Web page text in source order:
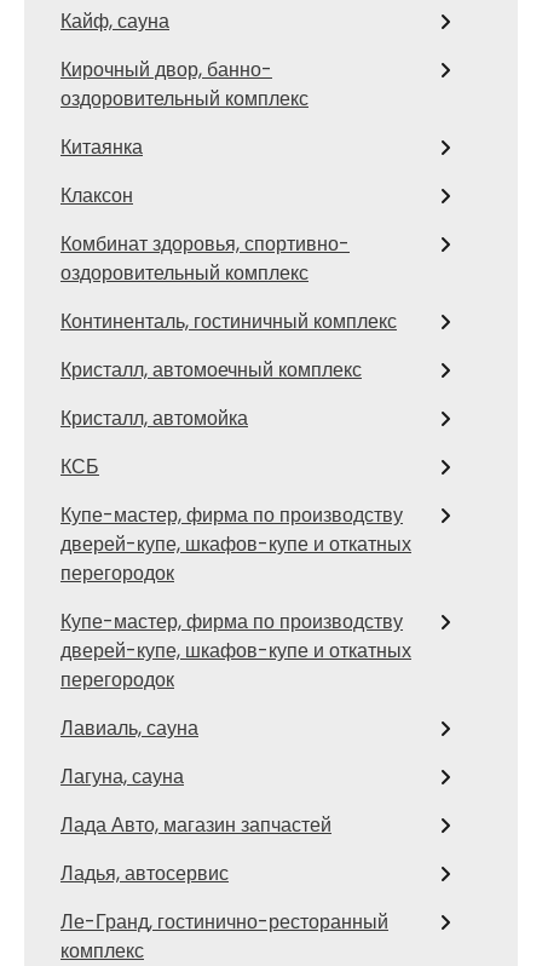
Кайф, сауна
Кирочный двор, банно-
оздоровительный комплекс
Китаянка
Клаксон
Комбинат здоровья, спортивно-
оздоровительный комплекс
Континенталь, гостиничный комплекс
Кристалл, автомоечный комплекс
Кристалл, автомойка
КСБ
Купе-мастер, фирма по производству
дверей-купе, шкафов-купе и откатных
перегородок
Купе-мастер, фирма по производству
дверей-купе, шкафов-купе и откатных
перегородок
Лавиаль, сауна
Лагуна, сауна
Лада Авто, магазин запчастей
Ладья, автосервис
Ле-Гранд, гостинично-ресторанный
комплекс